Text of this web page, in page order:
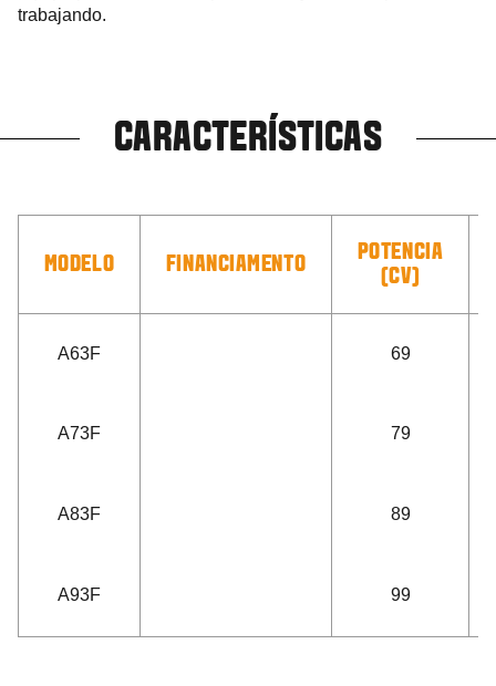
trabajando.
CARACTERÍSTICAS
MODELO FINANCIAMENTO
POTENCIA
(CV)
A63F 69
A73F
79
A83F 89
A93F 99